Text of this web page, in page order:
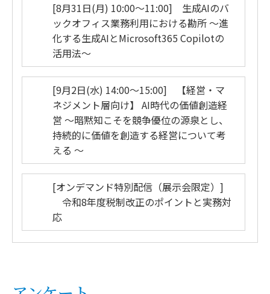
[8月31日(月) 10:00～11:00] 生成AIのバ
ックオフィス業務利用における勘所 ～進
化する生成AIとMicrosoft365 Copilotの
活用法～
[9月2日(水) 14:00～15:00] 【経営・マ
ネジメント層向け】 AI時代の価値創造経
営 ～暗黙知こそを競争優位の源泉とし、
持続的に価値を創造する経営について考
える ～
[オンデマンド特別配信（展示会限定）]
令和8年度税制改正のポイントと実務対
応